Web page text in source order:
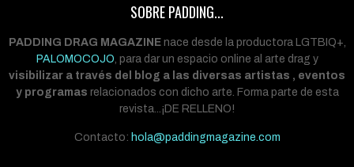
SOBRE PADDING...
PADDING DRAG MAGAZINEnace desde la productora LGTBIQ+,
PALOMOCOJO , para dar un espacio online al arte drag y
visibilizar a través del blog a las diversas artistas , eventos
y programas relacionados con dicho arte. Forma parte de esta
revista...¡DE RELLENO!
Contacto: hola@paddingmagazine.com